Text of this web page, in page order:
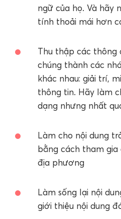
ngữ của họ. Và hãy
tính thoải mái hơn
Thu thập các thông
chúng thành các
khác nhau: giải trí,
thông tin. Hãy làm
dạng nhưng nhất
Làm cho nội dung
bằng cách tham gia
địa phương
Làm sống lại nội
giới thiệu nội dung